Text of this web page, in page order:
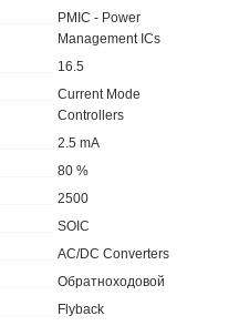
PMIC - Power
Management ICs
16.5
Current Mode
Controllers
2.5 mA
80 %
2500
SOIC
AC/DC Converters
Обратноходовой
Flyback